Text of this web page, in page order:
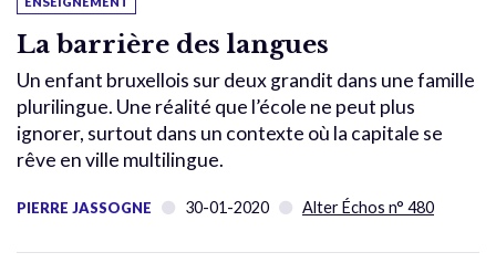
La barrière des langues
Un enfant bruxellois sur deux grandit dans une famille
plurilingue. Une réalité que l’école ne peut plus
ignorer, surtout dans un contexte où la capitale se
rêve en ville multilingue.
PIERRE JASSOGNE 30-01-2020 Alter Échos n° 480